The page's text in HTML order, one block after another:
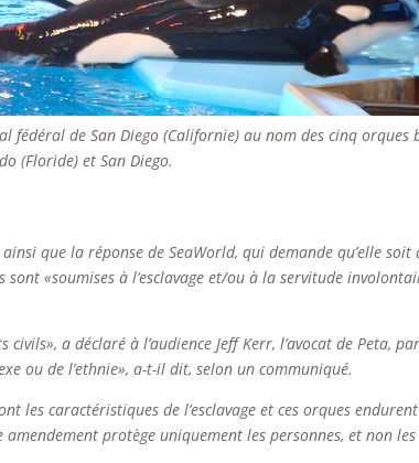
de San Diego (Californie) au nom des cinq orques
(Floride) et San Diego.
que la réponse de SeaWorld, qui demande qu’elle soit
«soumises à l’esclavage et/ou à la servitude
a déclaré à l’audience Jeff Kerr, l’avocat de Peta,
ou de l’ethnie», a-t-il dit, selon un communiqué.
les caractéristiques de l’esclavage et ces orques
protège uniquement les personnes, et non les